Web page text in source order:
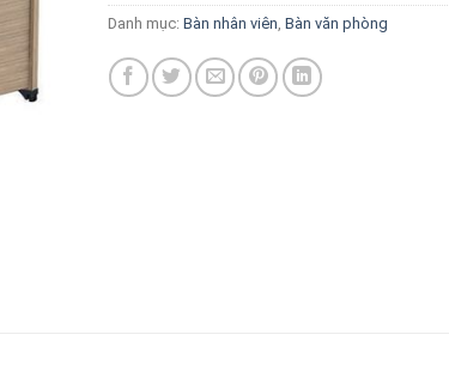
Danh mục: Bàn nhân viên Bàn văn phòng